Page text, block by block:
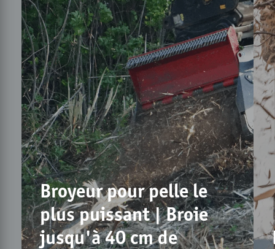
Broyeur pour pelle le
plus puissant | Broie
jusqu'à 40 cm de